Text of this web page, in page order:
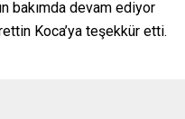
Koca’ya teşekkür etti.